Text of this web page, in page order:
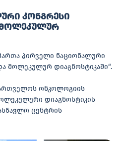
კონგრესი
მოლეკულურ
პირველი ნაციონალური
მოლეკულურ დიაგნოსტიკაში“.
ონკოლოგიის
დიაგნოსტიკის
ცენტრის